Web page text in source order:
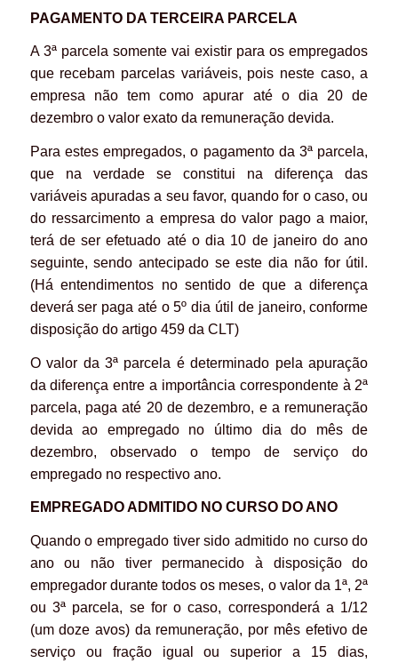
PAGAMENTO DA TERCEIRA PARCELA
A 3ª parcela somente vai existir para os empregados
que recebam parcelas variáveis, pois neste caso, a
empresa não tem como apurar até o dia 20 de
dezembro o valor exato da remuneração devida.
Para estes empregados, o pagamento da 3ª parcela,
que na verdade se constitui na diferença das
variáveis apuradas a seu favor, quando for o caso, ou
do ressarcimento a empresa do valor pago a maior,
terá de ser efetuado até o dia 10 de janeiro do ano
seguinte, sendo antecipado se este dia não for útil.
(Há entendimentos no sentido de que a diferença
deverá ser paga até o 5º dia útil de janeiro, conforme
disposição do artigo 459 da CLT)
O valor da 3ª parcela é determinado pela apuração
da diferença entre a importância correspondente à 2ª
parcela, paga até 20 de dezembro, e a remuneração
devida ao empregado no último dia do mês de
dezembro, observado o tempo de serviço do
empregado no respectivo ano.
EMPREGADO ADMITIDO NO CURSO DO ANO
Quando o empregado tiver sido admitido no curso do
ano ou não tiver permanecido à disposição do
empregador durante todos os meses, o valor da 1ª, 2ª
ou 3ª parcela, se for o caso, corresponderá a 1/12
(um doze avos) da remuneração, por mês efetivo de
serviço ou fração igual ou superior a 15 dias,